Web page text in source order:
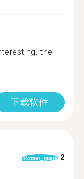
the
下载软件
format_quote 2